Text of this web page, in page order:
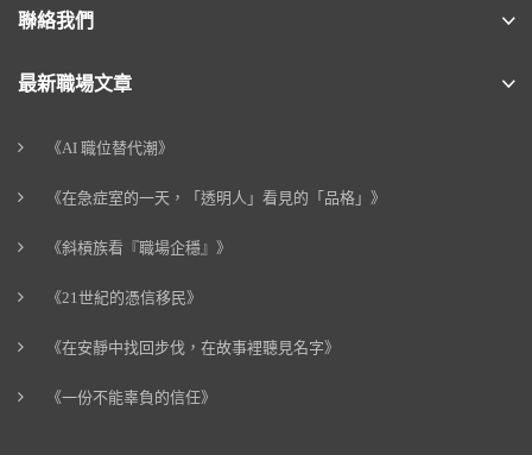
聯絡我們
最新職場文章
《AI 職位替代潮》
《在急症室的一天，「透明人」看見的「品格」》
《斜槓族看『職場企穩』》
《21世紀的憑信移民》
《在安靜中找回步伐，在故事裡聽見名字》
《一份不能辜負的信任》